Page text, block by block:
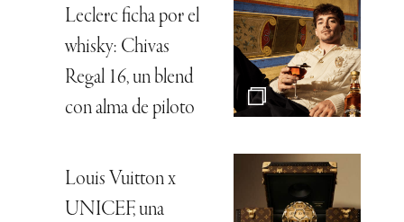
Leclerc ficha por el
whisky: Chivas
Regal 16, un blend
con alma de piloto
Louis Vuitton x
UNICEF, una